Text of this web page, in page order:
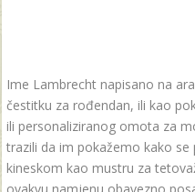
Ime Lambrecht napisano na
čestitku za rođendan, ili kao
ili personaliziranog omota za
trazili da im pokažemo kako
kineskom kao mustru za